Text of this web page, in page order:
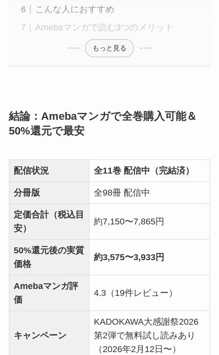
こんな人におすすめ
Amebaマンガで読む3つのメリット
もっと見る
結論：Amebaマンガで全巻購入可能＆
50%還元で最安
配信状況 全11巻 配信中（完結済）
分冊版 全98冊 配信中
定価合計（税込目
安）
約7,150〜7,865円
50%還元後の実質
価格
約3,575〜3,933円
Amebaマンガ評
価
4.3（19件レビュー）
キャンペーン
KADOKAWA大感謝祭2026
第2弾で無料試し読みあり
（2026年2月12日〜）